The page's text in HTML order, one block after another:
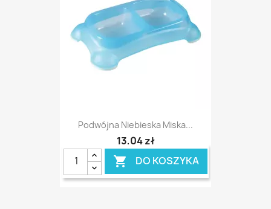
Podwójna Niebieska Miska...
13,04 zł
 DO KOSZYKA